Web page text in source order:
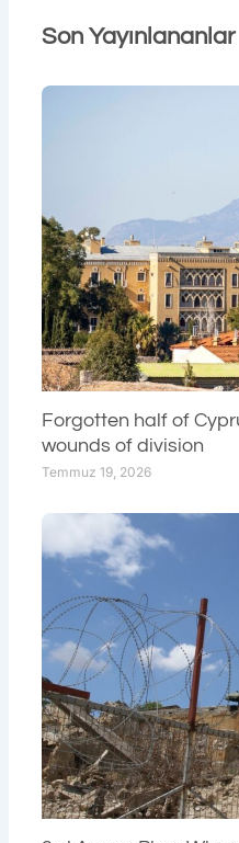
Son Yayınlananlar
Forgotten half of
wounds of division
Temmuz 19, 2026